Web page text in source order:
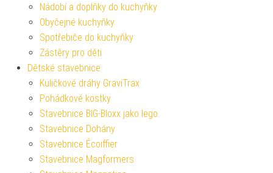
Nádobí a doplňky do kuchyňky
Obyčejné kuchyňky
Spotřebiče do kuchyňky
Zástěry pro děti
Dětské stavebnice
Kuličkové dráhy GraviTrax
Pohádkové kostky
Stavebnice BIG-Bloxx jako lego
Stavebnice Dohány
Stavebnice Écoiffier
Stavebnice Magformers